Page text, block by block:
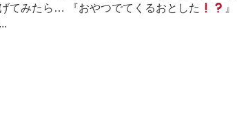
てみたら… 『おやつでてくるおとした